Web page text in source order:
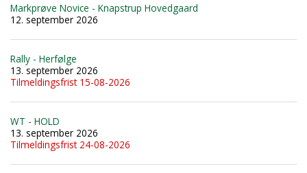
Markprøve Novice - Knapstrup Hovedgaard
12. september 2026
Rally - Herfølge
13. september 2026
Tilmeldingsfrist 15-08-2026
WT - HOLD
13. september 2026
Tilmeldingsfrist 24-08-2026